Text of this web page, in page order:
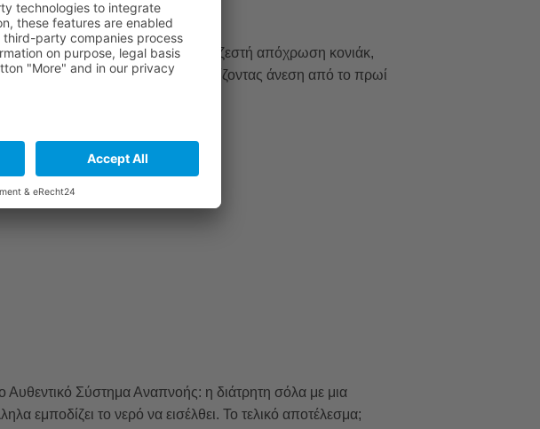
εμφάνιση. Σε αυτή τη ζεστή απόχρωση κονιάκ,
outfits πόλης, εξασφαλίζοντας άνεση από το πρωί
Σύστημα Αναπνοής: η διάτρητη σόλα με μια
εμποδίζει το νερό να εισέλθει. Το τελικό αποτέλεσμα;